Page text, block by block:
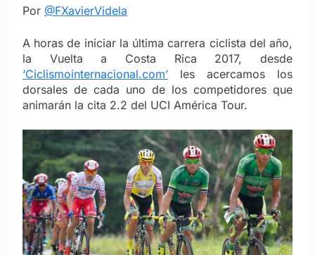
Por @FXavierVidela
A horas de iniciar la última carrera ciclista del año,
la Vuelta a Costa Rica 2017, desde
‘Ciclismointernacional.com’ les acercamos los
dorsales de cada uno de los competidores que
animarán la cita 2.2 del UCI América Tour.